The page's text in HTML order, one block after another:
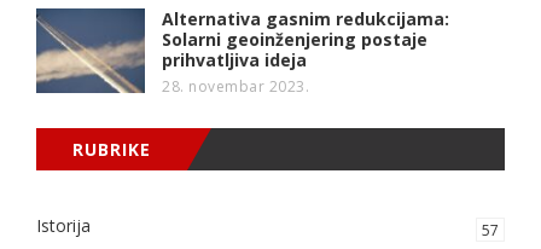
Alternativa gasnim redukcijama:
Solarni geoinženjering postaje
prihvatljiva ideja
28. novembar 2023.
RUBRIKE
Istorija 57